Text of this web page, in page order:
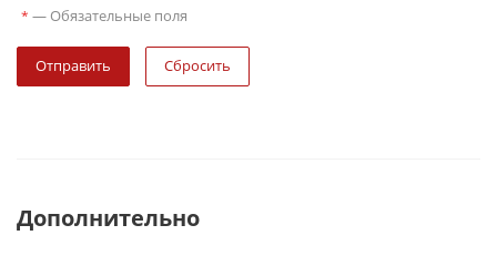
* — Обязательные поля
Сбросить
Дополнительно